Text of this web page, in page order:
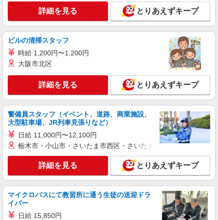
キープ 詳細を見る
派遣社員
株式会社kotrio /●SW-H2-2115057
篠崎駅⇒キレイな病院で介護補助/事務作業な
時給1650円〜2312円 ＜日払い有/週払い有/交
通費全支給(ガソリン代含む)＞
東京都江戸川区
キープ 詳細を見る
派遣社員
グループホームでの夜専介護士
1夜勤：32000円
東京都江戸川区
キープ 詳細を見る
詳細を見る とりあえずキープ
ビルの清掃スタッフ
時給 1,200円〜1,200円
大阪市北区
詳細を見る とりあえずキープ
警備員スタッフ（イベント、道路、商業施設、
大型駐車場、JR列車見張りなど）
日給 11,000円〜12,100円
栃木市・小山市・さいたま市西区・さいたま市岩槻区・久喜市・
詳細を見る とりあえずキープ
マイクロバスにて教習所に通う生徒の送迎ドラ
イバー
日給 15,850円